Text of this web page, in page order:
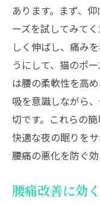
あります。まず、
ーズを試してみて
しく伸ばし、痛み
うにして、猫のポ
は腰の柔軟性を高
吸を意識しながら
切です。これらの
快適な夜の眠りを
腰痛の悪化を防ぐ効
腰痛改善に効